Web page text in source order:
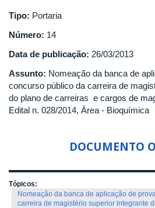
Tipo: Portaria
Número: 14
Data de publicação: 26/03/2013
Assunto: Nomeação da banca de
concurso público da carreira de
do plano de carreiras e cargos de
Edital n. 028/2014, Área - Bioquímica
DOCUMENTO
Tópicos:
Nomeação da banca de aplicação de
carreira de magistério superior integrante